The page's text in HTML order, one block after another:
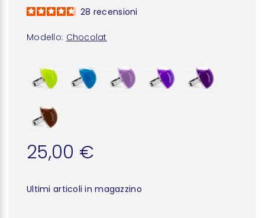
Modello: Chocolat
28 recensioni
25,00 €
Ultimi articoli in magazzino